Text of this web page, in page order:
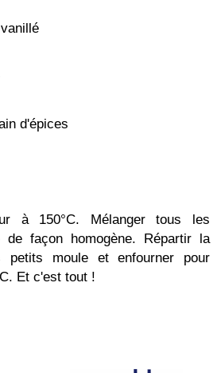
d'épices
à 150°C. Mélanger tous les
de façon homogène. Répartir la
petits moule et enfourner pour
Et c'est tout !